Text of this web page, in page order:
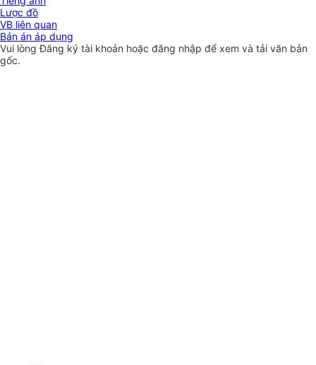
Lược đồ
VB liên quan
Bản án áp dụng
Vui lòngĐăng ký tài khoản hoặc đăng nhập để xem và tải văn bản
gốc.